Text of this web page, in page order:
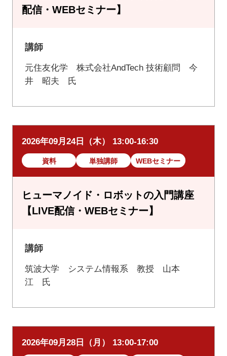
配信・WEBセミナー】
講師
元住友化学 株式会社AndTech 技術顧問 今
井 昭夫 氏
2026年09月24日（木） 13:00-16:30
資料 単独講師 WEBセミナー
ヒューマノイド・ロボットの入門講座
【LIVE配信・WEBセミナー】
講師
筑波大学 システム情報系 教授 山本
江 氏
2026年09月28日（月） 13:00-17:00